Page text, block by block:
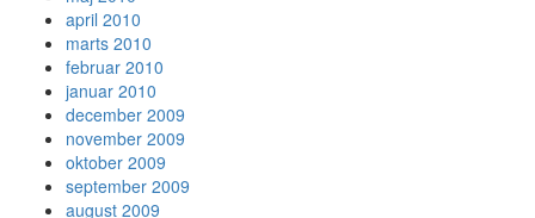
april 2010
marts 2010
februar 2010
januar 2010
december 2009
november 2009
oktober 2009
september 2009
august 2009